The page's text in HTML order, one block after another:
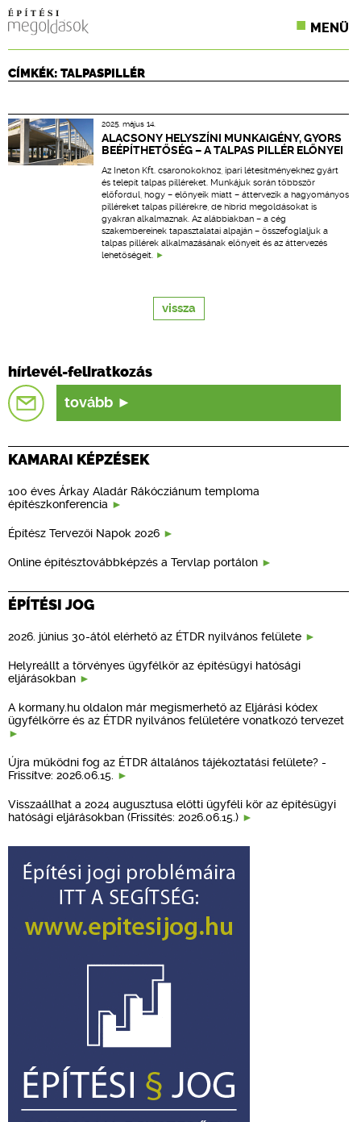
MENÜ
KONFERENCIÁK
CPR TERMÉKKIÍRÁS
ÉPÍTÉSI JOG
ONLINE KÉPZÉSEK
TERVEZÉSI SEGÉDLETEK
CÍMKÉK: TALPASPILLÉR
2025. május 14.
ALACSONY HELYSZÍNI MUNKAIGÉNY, GYORS
BEÉPÍTHETŐSÉG – A TALPAS PILLÉR ELŐNYEI
Az Ineton Kft. csaronokokhoz, ipari létesítményekhez gyárt
és telepít talpas pilléreket. Munkájuk során többször
előfordul, hogy – előnyeik miatt – áttervezik a hagyományos
pilléreket talpas pillérekre, de hibrid megoldásokat is
gyakran alkalmaznak. Az alábbiakban – a cég
szakembereinek tapasztalatai alpaján – összefoglaljuk a
talpas pillérek alkalmazásának előnyeit és az áttervezés
lehetőségeit.
vissza
hírlevél-feliratkozás
tovább
KAMARAI KÉPZÉSEK
100 éves Árkay Aladár Rákócziánum temploma
építészkonferencia
Építész Tervezői Napok 2026
Online építésztovábbképzés a Tervlap portálon
ÉPÍTÉSI JOG
2026. június 30-ától elérhető az ÉTDR nyilvános felülete
Helyreállt a törvényes ügyfélkör az építésügyi hatósági
eljárásokban
A kormany.hu oldalon már megismerhető az Eljárási kódex
ügyfélkörre és az ÉTDR nyilvános felületére vonatkozó tervezet
Újra működni fog az ÉTDR általános tájékoztatási felülete? -
Frissítve: 2026.06.15.
Visszaállhat a 2024 augusztusa előtti ügyféli kör az építésügyi
hatósági eljárásokban (Frissítés: 2026.06.15.)